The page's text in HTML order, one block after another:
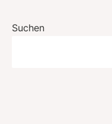
Kategorien
Suchen